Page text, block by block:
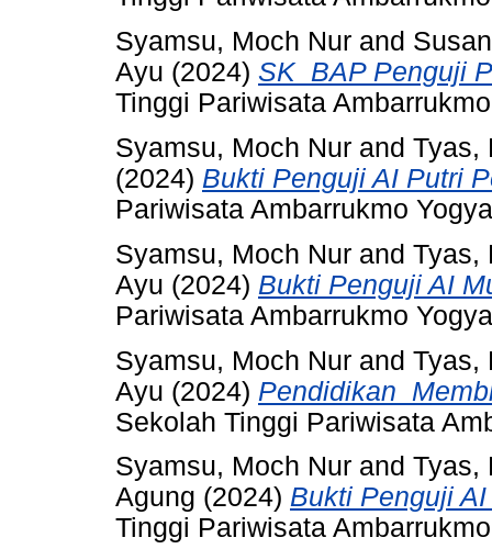
Syamsu, Moch Nur and
Ayu (2024) SK_BAP Penguji
Tinggi Pariwisata
Syamsu, Moch Nur and Tyas,
(2024) Bukti Penguji AI Putri
Pariwisata Ambarrukmo
Syamsu, Moch Nur and Tyas,
Ayu (2024) Bukti Penguji AI
Pariwisata Ambarrukmo
Syamsu, Moch Nur and Tyas,
Ayu (2024)
Sekolah Tinggi Pariwisata
Syamsu, Moch Nur and Tyas,
Agung (2024) Bukti Penguji
Tinggi Pariwisata